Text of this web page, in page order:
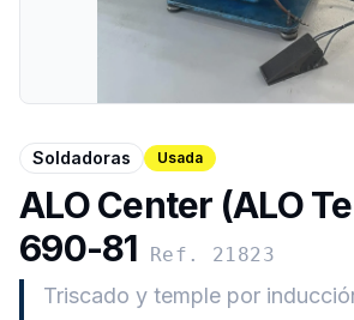
Soldadoras Usada
ALO Center (ALO
690-81 Ref. 21823
Triscado y temple por